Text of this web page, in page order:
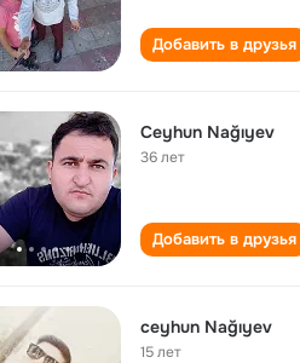
Добавить в друзья
Ceyhun Nağıyev
36 лет
Добавить в друзья
ceyhun Nağıyev
15 лет